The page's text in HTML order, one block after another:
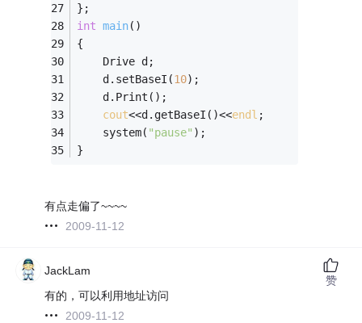
};
int main()
{
	Drive d;
	d.setBaseI(
10);
	d.Print();
cout<<d.getBaseI()<<endl ;
	system(
"pause" );
}
有点走偏了~~~~
2009-11-12
JackLam
有的，可以利用地址访问
2009-11-12
赞